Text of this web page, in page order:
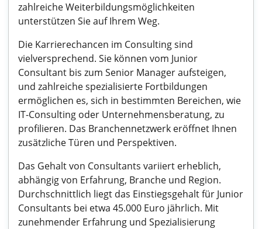
zahlreiche Weiterbildungsmöglichkeiten
unterstützen Sie auf Ihrem Weg.
Die Karrierechancen im Consulting sind
vielversprechend. Sie können vom Junior
Consultant bis zum Senior Manager aufsteigen,
und zahlreiche spezialisierte Fortbildungen
ermöglichen es, sich in bestimmten Bereichen, wie
IT-Consulting oder Unternehmensberatung, zu
profilieren. Das Branchennetzwerk eröffnet Ihnen
zusätzliche Türen und Perspektiven.
Das Gehalt von Consultants variiert erheblich,
abhängig von Erfahrung, Branche und Region.
Durchschnittlich liegt das Einstiegsgehalt für Junior
Consultants bei etwa 45.000 Euro jährlich. Mit
zunehmender Erfahrung und Spezialisierung